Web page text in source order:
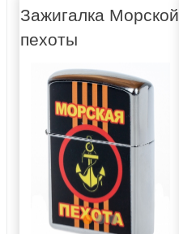
Зажигалка Морской
пехоты